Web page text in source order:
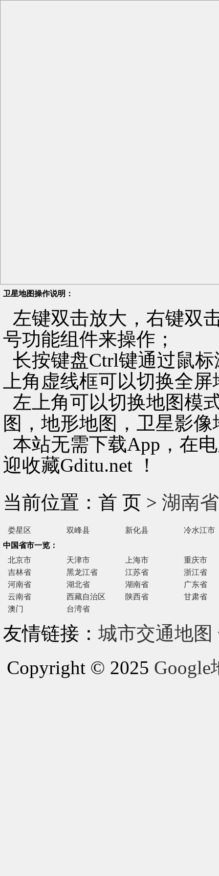
卫星地图操作说明：
左键双击放大，右键双
号功能组件来操作；
长按键盘Ctrl键通过鼠
上角虚线框可以切换全
左上角可以切换地图模
图，地形地图，卫星影像
本站无需下载App，在
迎收藏Gditu.net ！
当前位置：首 页 > 湖南
娄星区 双峰县 新化县
冷水江市
中国省市一览：
北京市
天津市 上海市
重庆市
吉林省
黑龙江省 江苏省
浙江省
河南省
湖北省 湖南省
广东省
云南省
西藏自治区 陕西省
甘肃省
澳门
台湾省
友情链接： 城市交通地图
Copyright © 2025 Google